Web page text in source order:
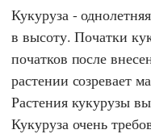
Кукуруза -
в высоту. Початки
початков после
растении созревает
Растения кукурузы
Кукуруза очень